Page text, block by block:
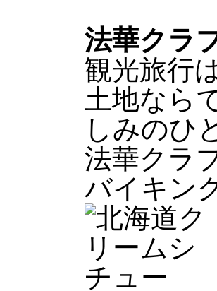
法華クラ
観光旅行
土地なら
しみのひ
法華クラ
バイキン